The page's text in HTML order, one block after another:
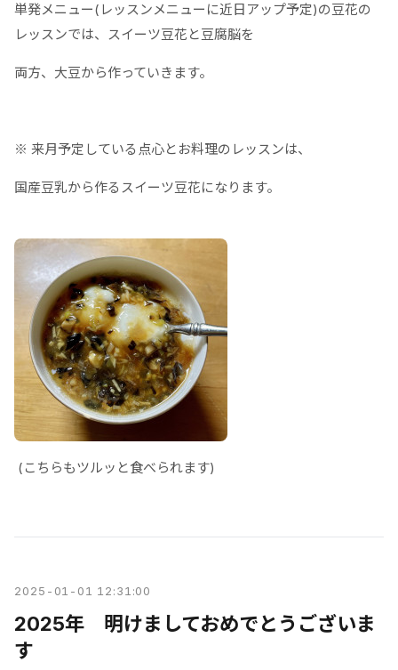
単発メニュー(レッスンメニューに近日アップ予定)の豆花の
レッスンでは、スイーツ豆花と豆腐脳を
両方、大豆から作っていきます。
※ 来月予定している点心とお料理のレッスンは、
国産豆乳から作るスイーツ豆花になります。
(こちらもツルッと食べられます)
2025-01-01 12:31:00
2025年 明けましておめでとうございま
す